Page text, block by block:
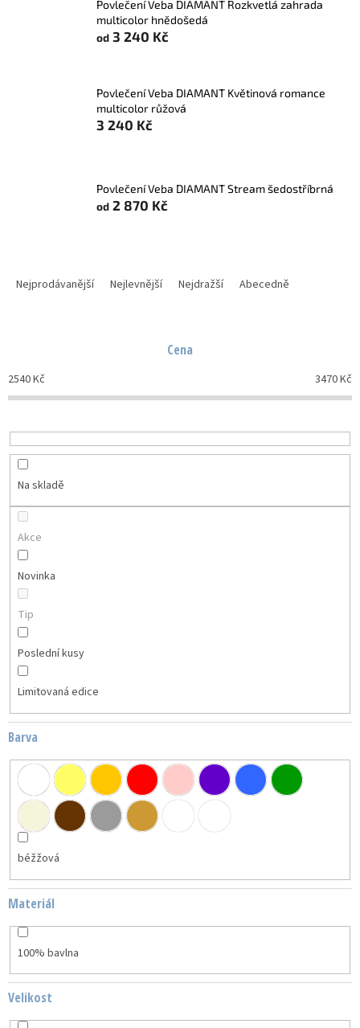
Povlečení Veba DIAMANT Rozkvetlá zahrada
multicolor hnědošedá
od 3 240 Kč
Povlečení Veba DIAMANT Květinová romance
multicolor růžová
3 240 Kč
Povlečení Veba DIAMANT Stream šedostříbrná
od 2 870 Kč
p
r
o
u
k
Nejprodávanější Nejlevnější Nejdražší Abecedně
Cena
2540Kč 3470Kč
Na skladě
Akce
Novinka
Tip
Poslední kusy
Limitovaná edice
Barva
béžžová
Materiál
100% bavlna
Velikost